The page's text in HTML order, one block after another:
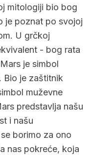
karti
osobnosti i
mitologiji bio bog
je poznat po svojoj
U grčkoj
- bog rata
je simbol
Bio je zaštitnik
muževne
predstavlja našu
i našu
borimo za ono
nas pokreće, koja